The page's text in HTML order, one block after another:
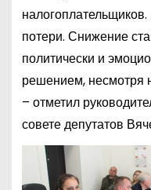
потери. Снижение
политически и
решением, несмотря
– отметил
совете депутатов